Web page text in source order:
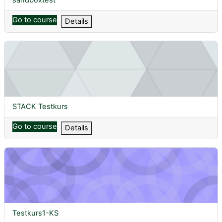
Go to course Details
STACK Testkurs
Course name
STACK Testkurs
Go to course Details
Testkurs1-KS
Course name
Testkurs1-KS